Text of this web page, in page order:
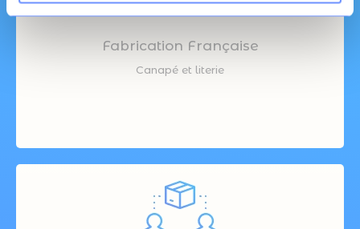
Fabrication Française
Canapé et literie